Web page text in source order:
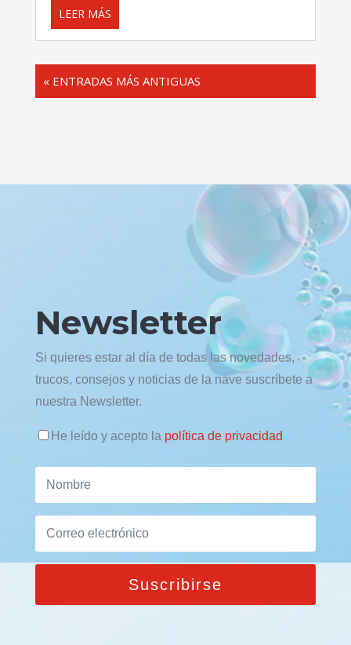
LEER MÁS
« ENTRADAS MÁS ANTIGUAS
Newsletter
Si quieres estar al día de todas las novedades,
trucos, consejos y noticias de la nave suscríbete a
nuestra Newsletter.
He leído y acepto la política de privacidad
Suscribirse